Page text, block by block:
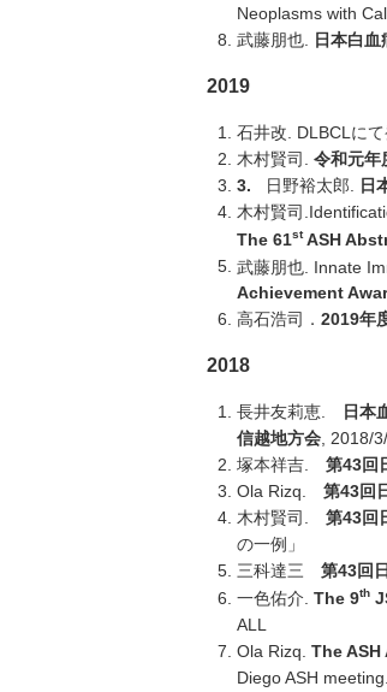
Neoplasms with
武藤朋也.
日本白
2019
石井改. DLBCLに
木村賢司. 令和元
3.
日野裕太郎.
日
木村賢司
The 61stASH
武藤朋也. Innate
Achievement
高石浩司． 2019年
2018
長井友莉恵. 日本
信越地方会, 2018/
塚本祥吉. 第43回
Ola Rizq. 第43回
木村賢司. 第43回
の一例」
三科達三 第43回
一色佑介. The 9th
ALL
Ola Rizq. The
Diego ASH meeting.